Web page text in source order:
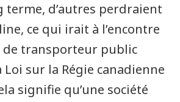
terme, d’autres perdraient
ce qui irait à l’encontre
de transporteur public
sur la Régie canadienne
signifie qu’une société